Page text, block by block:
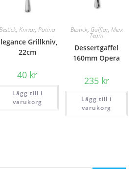
,Knivar,Patina
Grillkniv,
22cm
40 kr
Lägg till i
varukorg
Bestick, Gafflar, Merx
Team
Dessertgaffel
160mm Opera
235 kr
Lägg till i
varukorg